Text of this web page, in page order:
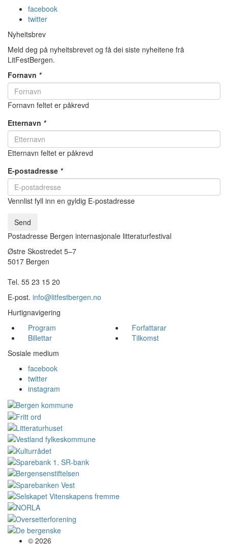
facebook
twitter
Nyheitsbrev
Meld deg på nyheitsbrevet og få dei siste nyheitene frå
LitFestBergen.
Fornavn *
Fornavn feltet er påkrevd
Etternavn *
Etternavn feltet er påkrevd
E-postadresse *
Vennlist fyll inn en gyldig E-postadresse
Send
Postadresse Bergen internasjonale litteraturfestival
Østre Skostredet 5–7
5017 Bergen
Tel. 55 23 15 20
E-post. info@litfestbergen.no
Hurtignavigering
Program
Forfattarar
Billettar
Tilkomst
Sosiale medium
facebook
twitter
instagram
© 2026